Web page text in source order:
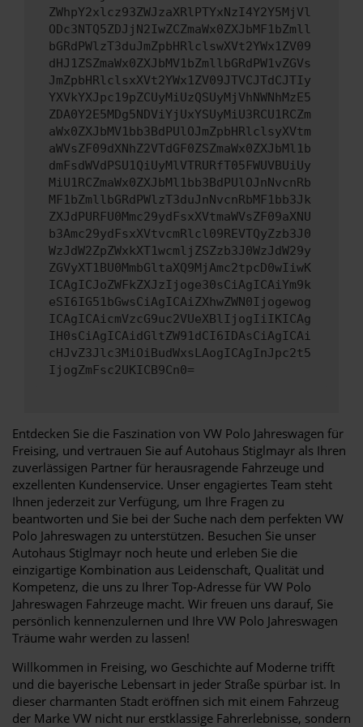
ZWhpY2xlcz93ZWJzaXRlPTYxNzI4Y2Y5MjVl
ODc3NTQ5ZDJjN2IwZCZmaWx0ZXJbMF1bZmll
bGRdPWlzT3duJmZpbHRlclswXVt2YWx1ZV09
dHJ1ZSZmaWx0ZXJbMV1bZmllbGRdPW1vZGVs
JmZpbHRlclsxXVt2YWx1ZV09JTVCJTdCJTIy
YXVkYXJpc19pZCUyMiUzQSUyMjVhNWNhMzE5
ZDA0Y2E5MDg5NDViYjUxYSUyMiU3RCU1RCZm
aWx0ZXJbMV1bb3BdPUlOJmZpbHRlclsyXVtm
aWVsZF09dXNhZ2VTdGF0ZSZmaWx0ZXJbMl1b
dmFsdWVdPSU1QiUyMlVTRURfT05FWUVBUiUy
MiU1RCZmaWx0ZXJbMl1bb3BdPUlOJnNvcnRb
MF1bZmllbGRdPWlzT3duJnNvcnRbMF1bb3Jk
ZXJdPURFU0Mmc29ydFsxXVtmaWVsZF09aXNU
b3Amc29ydFsxXVtvcmRlcl09REVTQyZzb3J0
WzJdW2ZpZWxkXT1wcmljZSZzb3J0WzJdW29y
ZGVyXT1BU0MmbGltaXQ9MjAmc2tpcD0wIiwK
ICAgICJoZWFkZXJzIjoge30sCiAgICAiYm9k
eSI6IG51bGwsCiAgICAiZXhwZWN0Ijogewog
ICAgICAicmVzcG9uc2VUeXBlIjogIiIKICAg
IH0sCiAgICAidGltZW91dCI6IDAsCiAgICAi
cHJvZ3Jlc3MiOiBudWxsLAogICAgInJpc2t5
IjogZmFsc2UKICB9Cn0=
Entdecken Sie die Faszination von VW Polo Jahreswagen für
Freising, und vertrauen Sie auf Autohaus Stiglmayr als Ihren
zuverlässigen Partner für herausragende Fahrzeuge und
exzellenten Kundenservice. Unser engagiertes Team steht
Ihnen jederzeit zur Verfügung, um Ihre Fragen zu
beantworten und Sie bei der Suche nach dem perfekten VW
Polo Jahreswagen zu unterstützen. Besuchen Sie unser
Autohaus Stiglmayr noch heute und erleben Sie die
einzigartige Kombination aus Leidenschaft, Qualität und
Kompetenz, die uns zu Ihrer Top-Adresse für VW Polo
Jahreswagen Fahrzeuge macht. Wir freuen uns darauf, Sie
persönlich kennenzulernen und Ihre VW Polo Jahreswagen
Träume wahr werden zu lassen!
Willkommen in Freising, wo Geschichte auf Moderne trifft
und die bayerische Lebensart in jeder Straße spürbar ist. In
dieser charmanten Stadt eröffnen sich mit einem Fahrzeug
der Marke VW nicht nur erstklassige Fahrerlebnisse, sondern